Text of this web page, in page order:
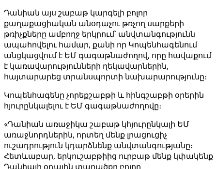
Դանիան այս շաբաթ կարգելի բոլոր
քաղաքացիական անօդաչու թռչող սարքերի
թռիչքները ամբողջ երկրում՝ անվտանգությունն
ապահովելու համար, քանի որ Կոպենհագենում
անցկացվում է ԵՄ գագաթնաժողով, որը հավաքում
է կառավարությունների ղեկավարներին,
հայտարարեց տրանսպորտի նախարարությունը։
Կոպենհագենը չորեքշաբթի և հինգշաբթի օրերին
հյուրընկալելու է ԵՄ գագաթնաժողովը։
«Դանիան առաջիկա շաբաթ կհյուրընկալի ԵՄ
առաջնորդներին, որտեղ մենք լրացուցիչ
ուշադրություն կդարձնենք անվտանգությանը։
Հետևաբար, երկուշաբթիից ուրբաթ մենք կփակենք
Դանիայի օդային տարածքը բոլոր